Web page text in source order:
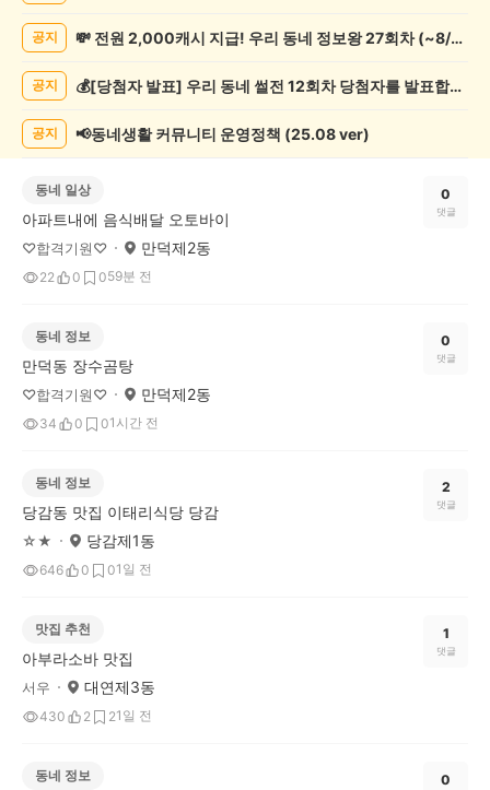
공지 💸 전원 2,000캐시 지급! 우리 동네 정보왕 27회차 (~8/10)
공지 💰[당첨자 발표] 우리 동네 썰전 12회차 당첨자를 발표합니다!
공지 📢동네생활 커뮤니티 운영정책 (25.08 ver)
동네 일상
아파트내에 음식배달 오토바이
♡합격기원♡ 만덕제2동
22 0 059분 전
0
댓글
동네 정보
만덕동 장수곰탕
♡합격기원♡ 만덕제2동
34 0 01시간 전
0
댓글
동네 정보
당감동 맛집 이태리식당 당감
☆★ 당감제1동
646 0 01일 전
2
댓글
맛집 추천
아부라소바 맛집
서우 대연제3동
430 2 21일 전
1
댓글
동네 정보 0